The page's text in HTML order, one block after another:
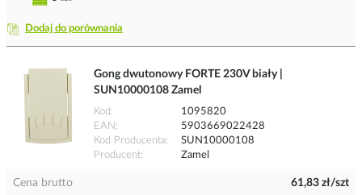
Dodaj do porównania
Gong dwutonowy FORTE 230V biały |
SUN10000108 Zamel
Kod
1095820
EAN
5903669022428
Kod Producenta
SUN10000108
Producent
Zamel
Cena brutto 61,83 zł/szt